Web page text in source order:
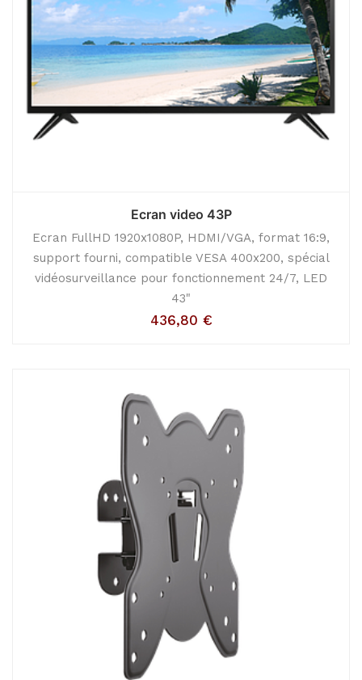
Ecran video 43P
Ecran FullHD 1920x1080P, HDMI/VGA, format 16:9,
support fourni, compatible VESA 400x200, spécial
vidéosurveillance pour fonctionnement 24/7, LED
43"
436,80 €